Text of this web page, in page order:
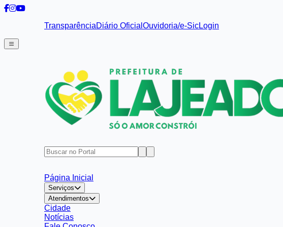
TransparênciaDiário Oficial Ouvidoria/e-SicLogin
Página Inicial
Serviços
Atendimentos
Cidade
Notícias